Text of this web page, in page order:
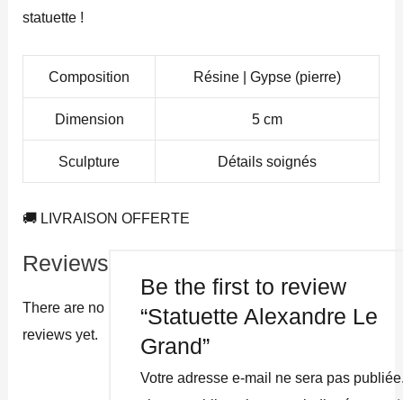
statuette !
Composition Résine | Gypse (pierre)
Dimension 5 cm
Sculpture Détails soignés
🚚 LIVRAISON OFFERTE
Reviews
There are no
reviews yet.
Be the first to review
“Statuette Alexandre Le
Grand”
Votre adresse e-mail ne sera pas